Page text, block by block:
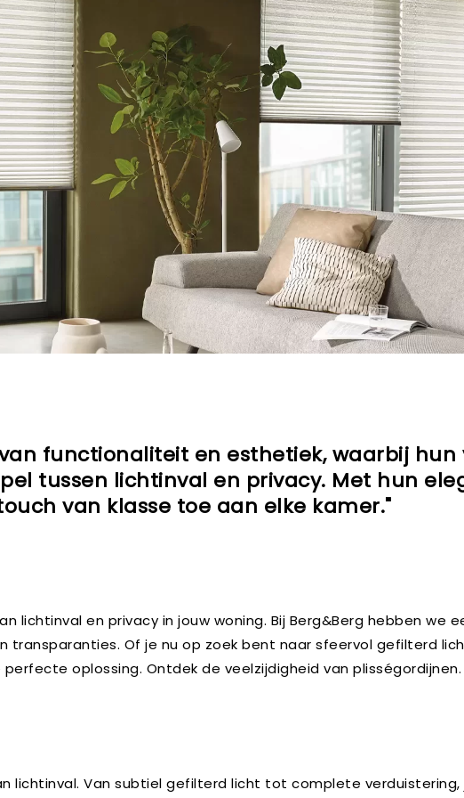
functionaliteit en esthetiek, waarbij hun
tussen lichtinval en privacy. Met hun
van klasse toe aan elke kamer."
lichtinval en privacy in jouw woning. Bij Berg&Berg hebben we
transparanties. Of je nu op zoek bent naar sfeervol gefilterd
oplossing. Ontdek de veelzijdigheid van plisségordijnen.
lichtinval. Van subtiel gefilterd licht tot complete